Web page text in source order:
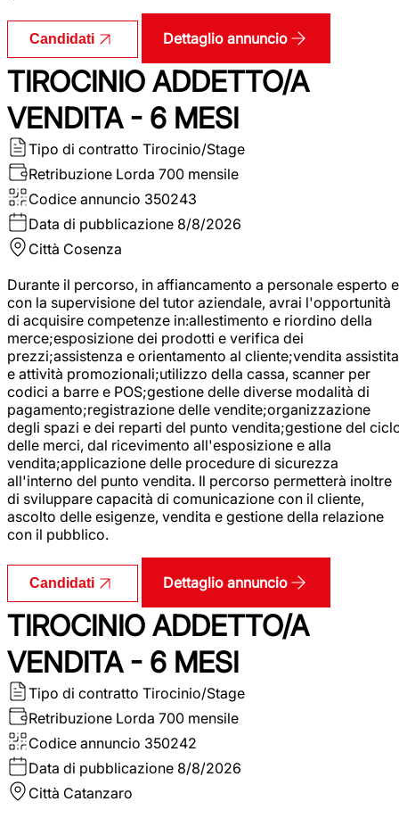
Candidati Dettaglio annuncio
TIROCINIO ADDETTO/A
VENDITA - 6 MESI
Tipo di contratto Tirocinio/Stage
Retribuzione Lorda 700 mensile
Codice annuncio 350243
Data di pubblicazione 8/8/2026
Città Cosenza
Durante il percorso, in affiancamento a personale esperto e
con la supervisione del tutor aziendale, avrai l'opportunità
di acquisire competenze in:allestimento e riordino della
merce;esposizione dei prodotti e verifica dei
prezzi;assistenza e orientamento al cliente;vendita assistita
e attività promozionali;utilizzo della cassa, scanner per
codici a barre e POS;gestione delle diverse modalità di
pagamento;registrazione delle vendite;organizzazione
degli spazi e dei reparti del punto vendita;gestione del
delle merci, dal ricevimento all'esposizione e alla
vendita;applicazione delle procedure di sicurezza
all'interno del punto vendita. Il percorso permetterà inoltre
di sviluppare capacità di comunicazione con il cliente,
ascolto delle esigenze, vendita e gestione della relazione
con il pubblico.
Candidati Dettaglio annuncio
TIROCINIO ADDETTO/A
VENDITA - 6 MESI
Tipo di contratto Tirocinio/Stage
Retribuzione Lorda 700 mensile
Codice annuncio 350242
Data di pubblicazione 8/8/2026
Città Catanzaro